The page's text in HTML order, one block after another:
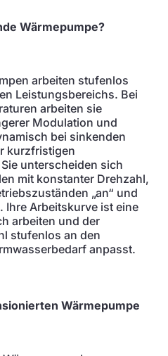
Wärmepumpe?
arbeiten stufenlos
Leistungsbereichs. Bei
arbeiten sie
Modulation und
bei sinkenden
kurzfristigen
unterscheiden sich
mit konstanter Drehzahl,
„an“ und
Ihre Arbeitskurve ist eine
arbeiten und der
stufenlos an den
anpasst.
Wärmepumpe